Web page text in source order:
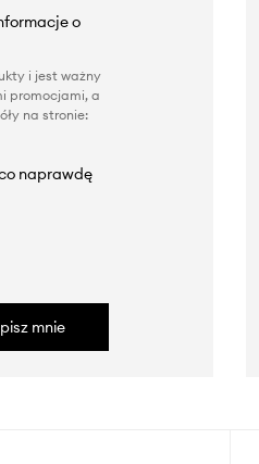
o
i jest ważny
promocjami, a
na stronie:
naprawdę
mnie